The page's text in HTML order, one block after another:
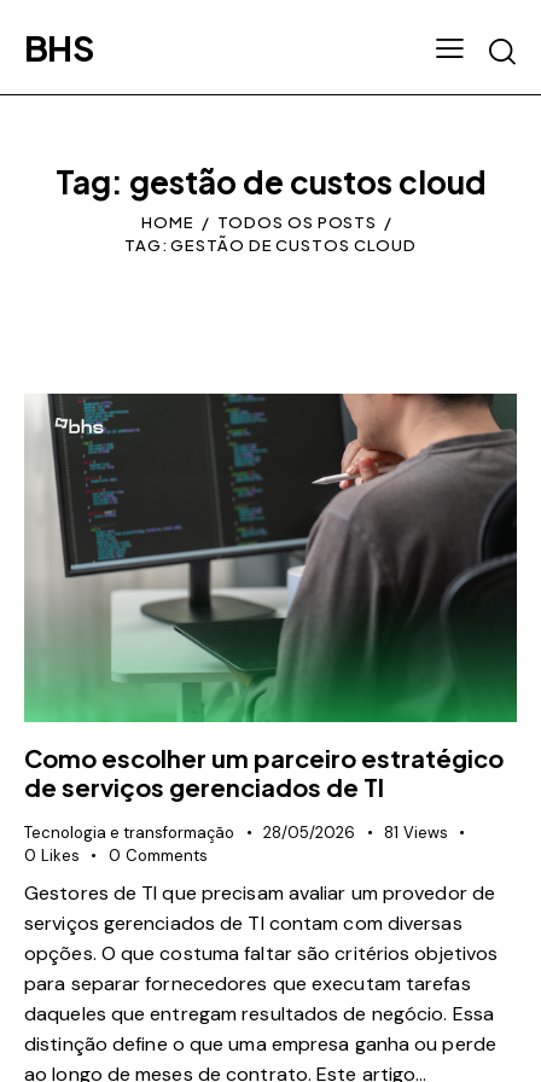
BHS
Tag: gestão de custos cloud
HOME
TODOS OS POSTS
TAG: GESTÃO DE CUSTOS CLOUD
Como escolher um parceiro estratégico
de serviços gerenciados de TI
Tecnologia e transformação 28/05/2026 81 Views
0 Likes 0 Comments
Gestores de TI que precisam avaliar um provedor de
serviços gerenciados de TI contam com diversas
opções. O que costuma faltar são critérios objetivos
para separar fornecedores que executam tarefas
daqueles que entregam resultados de negócio. Essa
distinção define o que uma empresa ganha ou perde
ao longo de meses de contrato. Este artigo…